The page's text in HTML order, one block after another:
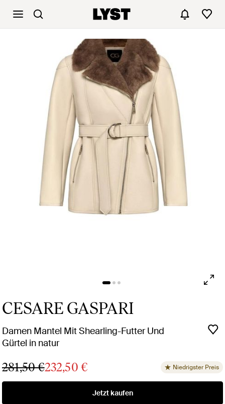
CESARE GASPARI
Damen Mantel Mit Shearling-Futter Und
Gürtel in natur
281,50 €232,50 € Niedrigster Preis
Jetzt kaufen